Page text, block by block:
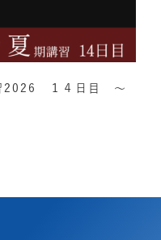
2026 １４日目 ～